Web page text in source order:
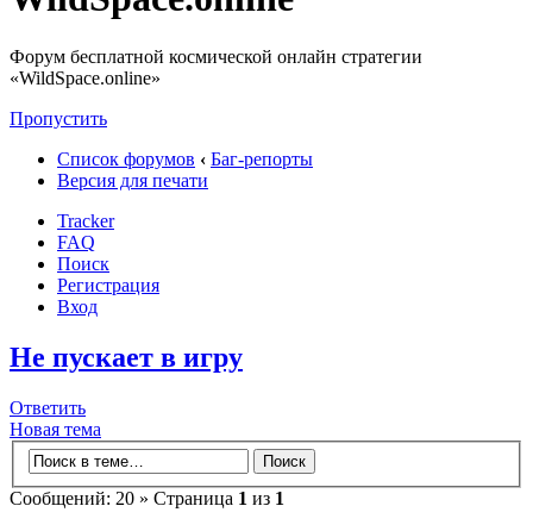
Форум бесплатной космической онлайн стратегии
«WildSpace.online»
Пропустить
Список форумов ‹ Баг-репорты
Версия для печати
Tracker
FAQ
Поиск
Регистрация
Вход
Не пускает в игру
Ответить
Новая тема
Сообщений: 20 » Страница 1 из 1